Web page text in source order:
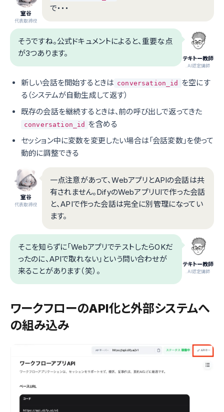
室谷
代表取締役
で・・・
テキトー教師
.AI認定講師
そうですね。公式ドキュメントによると、重要な点
が3つあります。
新しい会話を開始するときは conversation_id
を空にす
る（システムが自動生成して返す）
既存の会話を継続するときは、前の呼び出しで返ってきた
conversation_id を含める
セッション中に変数を変更したい場合は「会話変数」を使って
動的に調整できる
室谷
代表取締役
一点注意があって、WebアプリとAPIの会話は共
有されません。DifyのWebアプリUIで作った会話
と、APIで作った会話は完全に別管理になってい
ます。
テキトー教師
.AI認定講師
そこを知らずに「WebアプリでテストしたらOKだ
ったのに、APIで取れない」という問い合わせが
来ることがあります（笑）。
ワークフローのAPI化と外部システムへ
の組み込み